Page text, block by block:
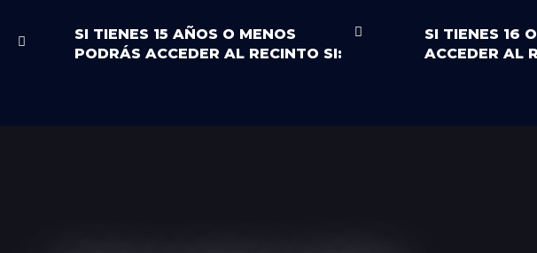
SI TIENES 15 AÑOS O MENOS
PODRÁS ACCEDER AL RECINTO SI:
SI TIENES 16
ACCEDER AL